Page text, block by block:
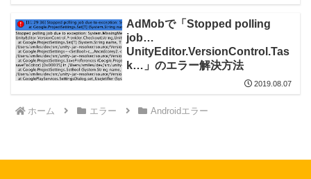
AdMobで「Stopped polling
job…
UnityEditor.VersionControl.Tas
k…」のエラー解決方法
2019.08.07
ホーム エラー Androidエラー